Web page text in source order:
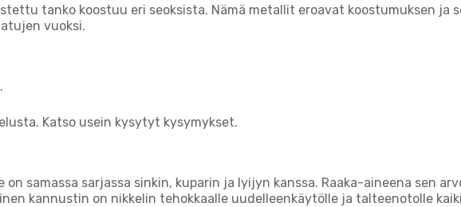
tanko koostuu eri seoksista. Nämä metallit eroavat koostumuksen ja
vuoksi.
Katso usein kysytyt kysymykset.
samassa sarjassa sinkin, kuparin ja lyijyn kanssa. Raaka-aineena sen
kannustin on nikkelin tehokkaalle uudelleenkäytölle ja talteenotolle